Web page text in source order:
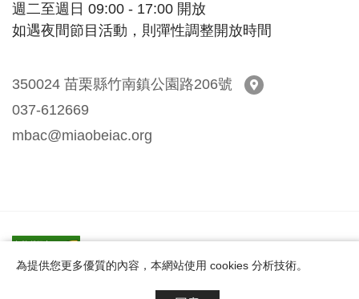
週二至週日 09:00 - 17:00 開放
如遇夜間節目活動，則彈性調整開放時間
350024 苗栗縣竹南鎮公園路206號 苗栗縣苗北藝文中
037-612669
mbac@miaobeiac.org
為提供您更多優質的內容，本網站使用 cookies 分析技術。